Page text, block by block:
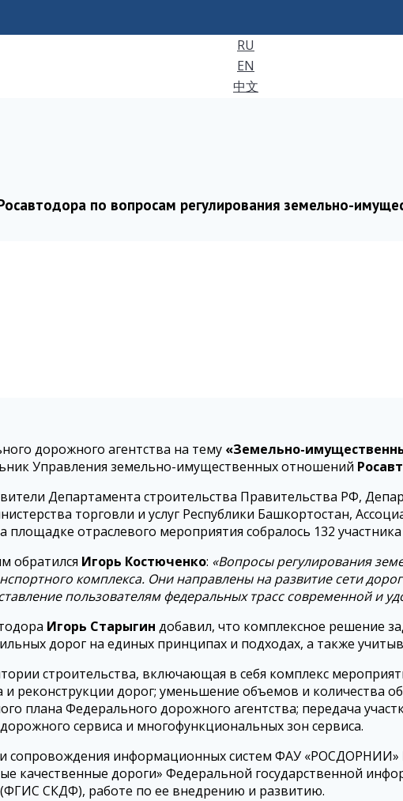
RU
EN
中文
по вопросам регулирования земельно-
дорожного агентства на тему «Земельно-
Управления земельно-имущественных отношений
Департамента строительства Правительства РФ,
торговли и услуг Республики Башкортостан,
отраслевого мероприятия собралось 132
обратился Игорь Костюченко: «Вопросы регулирования
комплекса. Они направлены на развитие сети
пользователям федеральных трасс современной и
Игорь Старыгин добавил, что комплексное решение
дорог на единых принципах и подходах, а также
строительства, включающая в себя комплекс
реконструкции дорог; уменьшение объемов и количества
плана Федерального дорожного агентства; передача
сервиса и многофункциональных зон сервиса.
и сопровождения информационных систем ФАУ «РОСДОРНИИ»
качественные дороги» Федеральной государственной
СКДФ), работе по ее внедрению и развитию.